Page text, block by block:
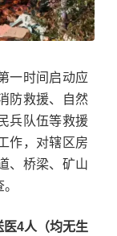
一时间启动应
防救援、自然
兵队伍等救援
作，对辖区房
、桥梁、矿山
4人（均无生